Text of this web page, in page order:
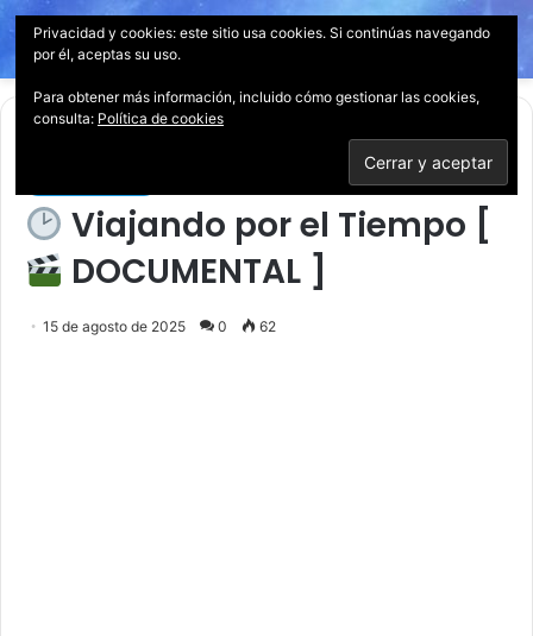
Menú
Viajando por el Tiempo [
DOCUMENTAL ]
15 de agosto de 2025 0 62
Privacidad y cookies: este sitio usa cookies. Si continúas navegando
por él, aceptas su uso.
Para obtener más información, incluido cómo gestionar las cookies,
consulta: Política de cookies